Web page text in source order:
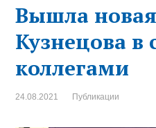
Вышла
Кузнецова в
коллегами
24.08.2021 Публикации